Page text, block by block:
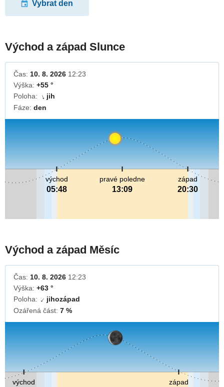
Vybrat den
Východ a západ Slunce
Čas: 10. 8. 2026 12:23
Výška: +55 °
Poloha:
↓ jih
Fáze: den
pravé poledne
13:09
východ
05:48
západ
20:30
Východ a západ Měsíc
Čas: 10. 8. 2026 12:23
Výška: +63 °
Poloha: ↓ jihozápad
Ozářená část: 7 %
východ západ